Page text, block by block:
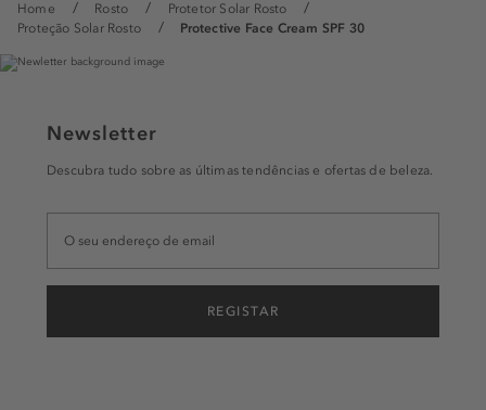
Home Rosto
Protetor Solar Rosto
Proteção Solar Rosto
Protective Face Cream SPF 30
Newsletter
Descubra tudo sobre as últimas tendências e ofertas de beleza.
REGISTAR